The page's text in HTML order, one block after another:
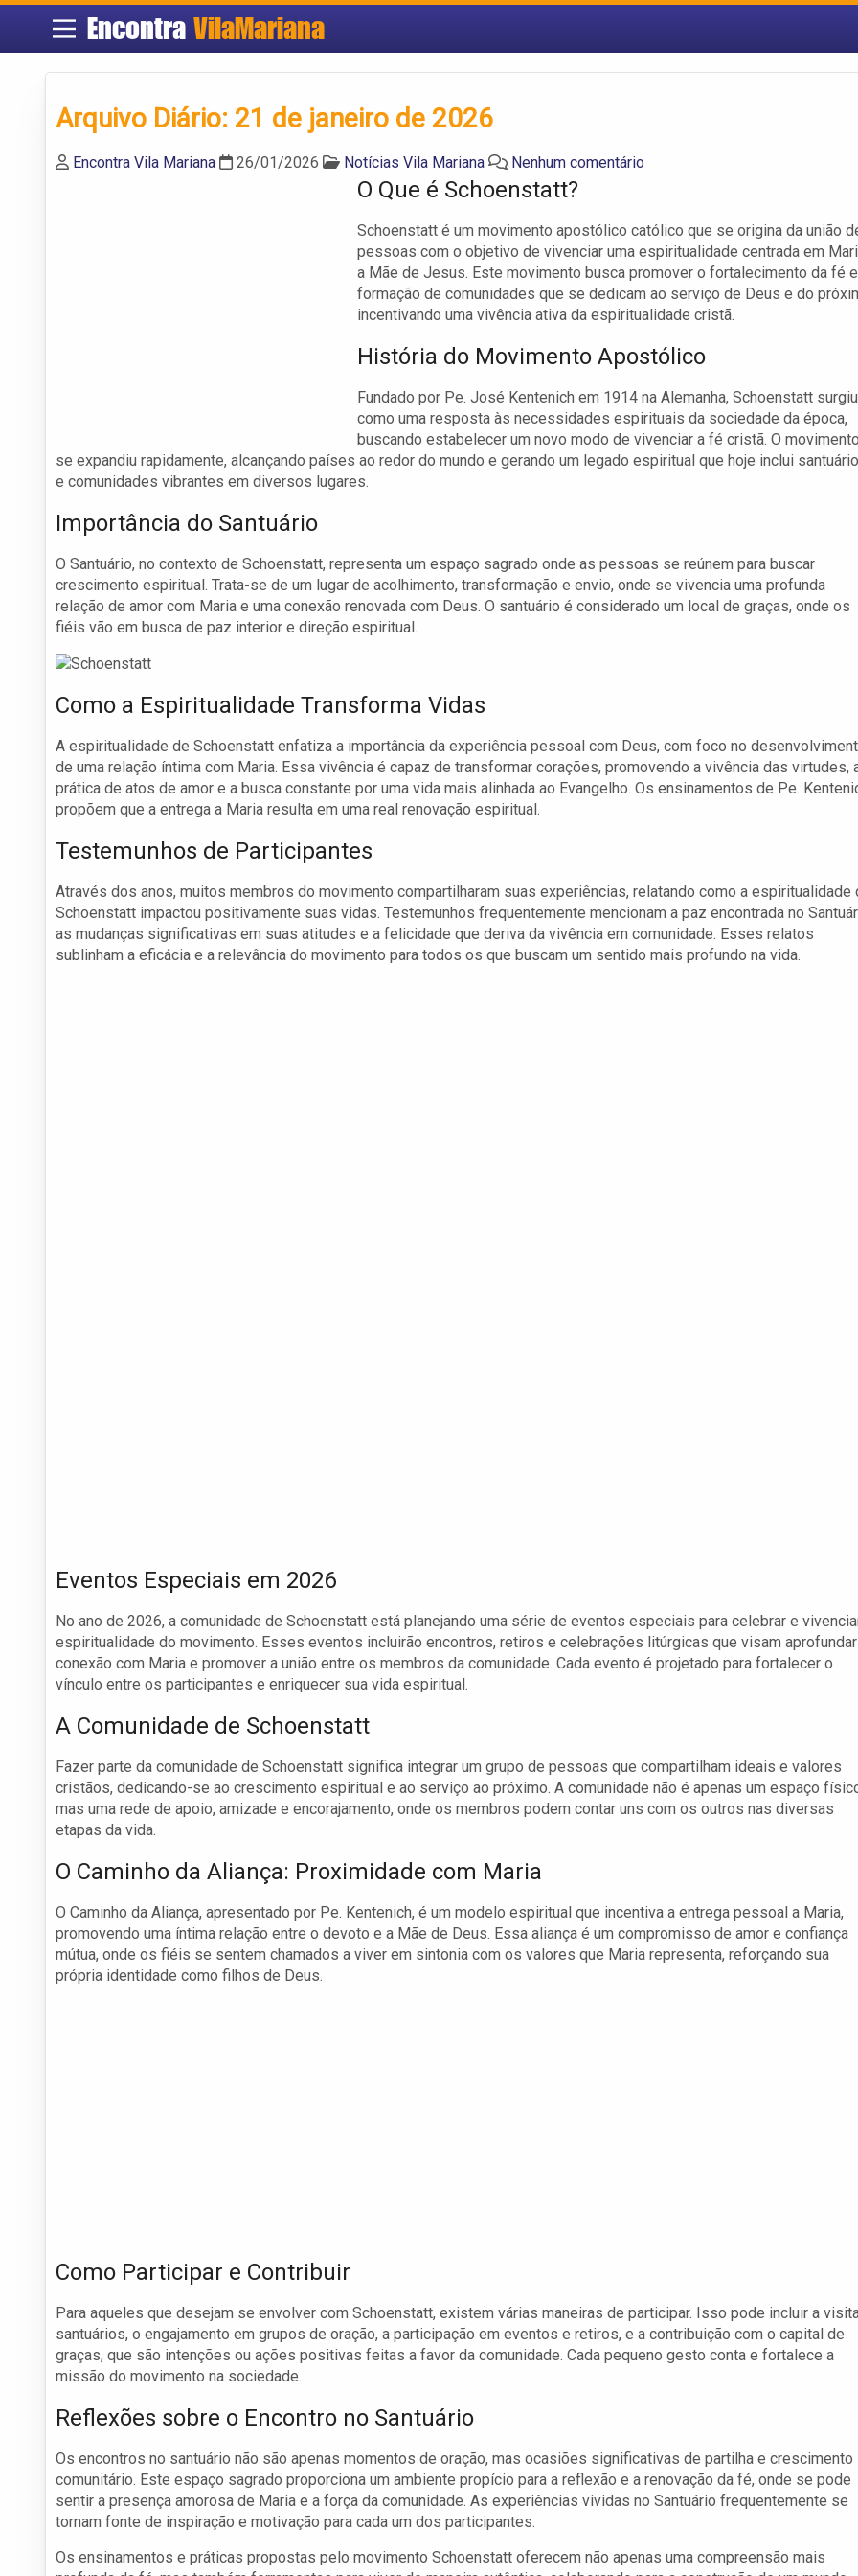
Encontra VilaMariana
Arquivo Diário: 21 de janeiro de 2026
Encontra Vila Mariana 26/01/2026 Notícias Vila Mariana Nenhum comentário
O Que é Schoenstatt?
Schoenstatt é um movimento apostólico católico que se origina da união
pessoas com o objetivo de vivenciar uma espiritualidade centrada em
a Mãe de Jesus. Este movimento busca promover o fortalecimento da fé
formação de comunidades que se dedicam ao serviço de Deus e do
incentivando uma vivência ativa da espiritualidade cristã.
História do Movimento Apostólico
Fundado por Pe. José Kentenich em 1914 na Alemanha, Schoenstatt surgiu
como uma resposta às necessidades espirituais da sociedade da época,
buscando estabelecer um novo modo de vivenciar a fé cristã. O
se expandiu rapidamente, alcançando países ao redor do mundo e gerando um legado espiritual que hoje inclui
e comunidades vibrantes em diversos lugares.
Importância do Santuário
O Santuário, no contexto de Schoenstatt, representa um espaço sagrado onde as pessoas se reúnem para buscar
crescimento espiritual. Trata-se de um lugar de acolhimento, transformação e envio, onde se vivencia uma profunda
relação de amor com Maria e uma conexão renovada com Deus. O santuário é considerado um local de graças, onde os
fiéis vão em busca de paz interior e direção espiritual.
Como a Espiritualidade Transforma Vidas
A espiritualidade de Schoenstatt enfatiza a importância da experiência pessoal com Deus, com foco no
de uma relação íntima com Maria. Essa vivência é capaz de transformar corações, promovendo a vivência das virtudes,
prática de atos de amor e a busca constante por uma vida mais alinhada ao Evangelho. Os ensinamentos de Pe.
propõem que a entrega a Maria resulta em uma real renovação espiritual.
Testemunhos de Participantes
Através dos anos, muitos membros do movimento compartilharam suas experiências, relatando como a espiritualidade
Schoenstatt impactou positivamente suas vidas. Testemunhos frequentemente mencionam a paz encontrada no
as mudanças significativas em suas atitudes e a felicidade que deriva da vivência em comunidade. Esses relatos
sublinham a eficácia e a relevância do movimento para todos os que buscam um sentido mais profundo na vida.
Eventos Especiais em 2026
No ano de 2026, a comunidade de Schoenstatt está planejando uma série de eventos especiais para celebrar e
espiritualidade do movimento. Esses eventos incluirão encontros, retiros e celebrações litúrgicas que visam
conexão com Maria e promover a união entre os membros da comunidade. Cada evento é projetado para fortalecer o
vínculo entre os participantes e enriquecer sua vida espiritual.
A Comunidade de Schoenstatt
Fazer parte da comunidade de Schoenstatt significa integrar um grupo de pessoas que compartilham ideais e valores
cristãos, dedicando-se ao crescimento espiritual e ao serviço ao próximo. A comunidade não é apenas um espaço
mas uma rede de apoio, amizade e encorajamento, onde os membros podem contar uns com os outros nas diversas
etapas da vida.
O Caminho da Aliança: Proximidade com Maria
O Caminho da Aliança, apresentado por Pe. Kentenich, é um modelo espiritual que incentiva a entrega pessoal a Maria,
promovendo uma íntima relação entre o devoto e a Mãe de Deus. Essa aliança é um compromisso de amor e confiança
mútua, onde os fiéis se sentem chamados a viver em sintonia com os valores que Maria representa, reforçando sua
própria identidade como filhos de Deus.
Como Participar e Contribuir
Para aqueles que desejam se envolver com Schoenstatt, existem várias maneiras de participar. Isso pode incluir a
santuários, o engajamento em grupos de oração, a participação em eventos e retiros, e a contribuição com o capital de
graças, que são intenções ou ações positivas feitas a favor da comunidade. Cada pequeno gesto conta e fortalece a
missão do movimento na sociedade.
Reflexões sobre o Encontro no Santuário
Os encontros no santuário não são apenas momentos de oração, mas ocasiões significativas de partilha e crescimento
comunitário. Este espaço sagrado proporciona um ambiente propício para a reflexão e a renovação da fé, onde se pode
sentir a presença amorosa de Maria e a força da comunidade. As experiências vividas no Santuário frequentemente se
tornam fonte de inspiração e motivação para cada um dos participantes.
Os ensinamentos e práticas propostas pelo movimento Schoenstatt oferecem não apenas uma compreensão mais